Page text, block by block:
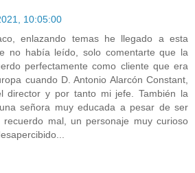
10:05:00
enlazando temas he llegado a esta
no había leído, solo comentarte que la
perfectamente como cliente que era
cuando D. Antonio Alarcón Constant,
director y por tanto mi jefe. También la
señora muy educada a pesar de ser
mal, un personaje muy curioso